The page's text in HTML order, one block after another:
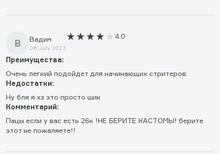
В Вадим
08 July 2023
4.0
Преимущества:
Очень легкий подойдет для начинающих стритеров.
Недостатки:
Ну бля я хз это просто шик
Комментарий:
Пацы если у вас есть 26к !НЕ БЕРИТЕ КАСТОМЫ! берите
этот не пожаляете!!